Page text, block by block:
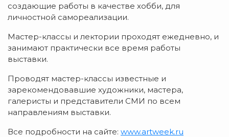
создающие работы в качестве хобби, для
личностной самореализации.
Мастер-классы и лектории проходят ежедневно, и
занимают практически все время работы
выставки.
Проводят мастер-классы известные и
зарекомендовавшие художники, мастера,
галеристы и представители СМИ по всем
направлениям выставки.
Все подробности на сайте: www.artweek.ru